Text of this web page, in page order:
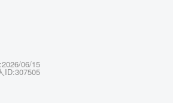
2026/06/15
ID:307505